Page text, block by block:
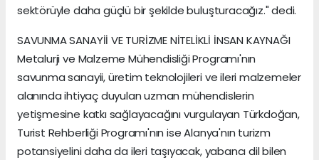
sektörüyle daha güçlü bir şekilde buluşturacağız." dedi.
SAVUNMA SANAYİİ VE TURİZME NİTELİKLİ İNSAN KAYNAĞI
Metalurji ve Malzeme Mühendisliği Programı'nın
savunma sanayii, üretim teknolojileri ve ileri malzemeler
alanında ihtiyaç duyulan uzman mühendislerin
yetişmesine katkı sağlayacağını vurgulayan Türkdoğan,
Turist Rehberliği Programı'nın ise Alanya'nın turizm
potansiyelini daha da ileri taşıyacak, yabancı dil bilen